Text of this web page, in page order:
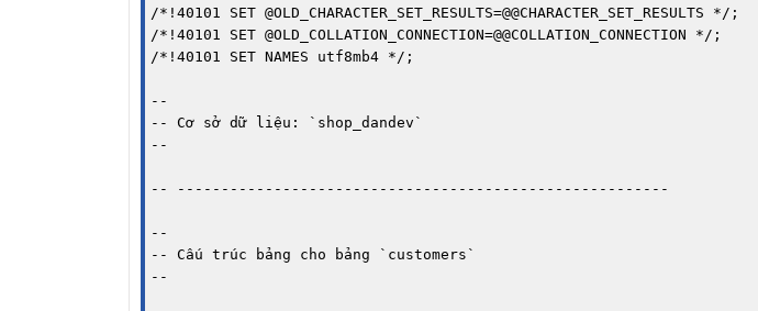
/*!40101 SET @OLD_CHARACTER_SET_RESULTS=@@CHARACTER_SET_RESULTS */;
/*!40101 SET @OLD_COLLATION_CONNECTION=@@COLLATION_CONNECTION */;
/*!40101 SET NAMES utf8mb4 */;
--
-- Cơ sở dữ liệu: `shop_dandev`
--
-- --------------------------------------------------------
--
-- Cấu trúc bảng cho bảng `customers`
--